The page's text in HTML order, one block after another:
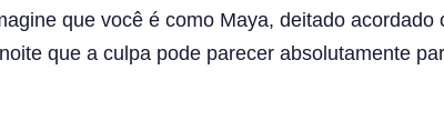
que você é como Maya, deitado acordado
que a culpa pode parecer absolutamente